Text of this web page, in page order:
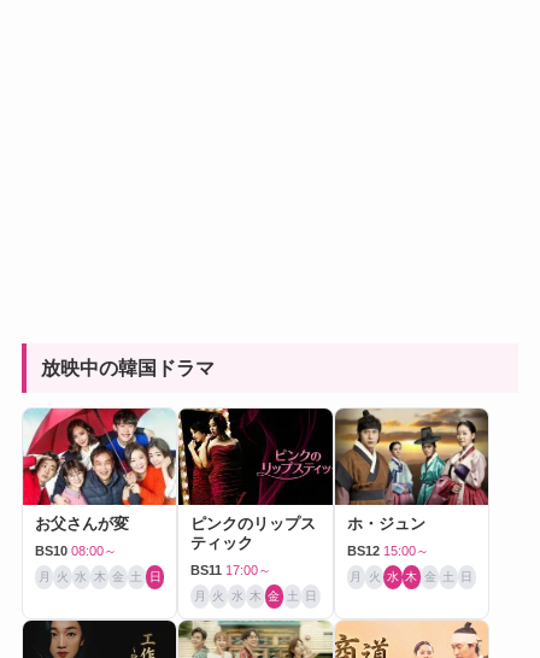
放映中の韓国ドラマ
お父さんが変
BS10 08:00～
月 火 水 木 金 土 日
ピンクのリップス
ティック
BS11 17:00～
月 火 水 木 金 土 日
ホ・ジュン
BS12 15:00～
月 火 水 木 金 土 日